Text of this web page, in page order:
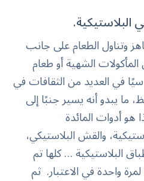
البلاستيكية.
وتناول الطعام على جانب
الشهية أو طعام
في العديد من الثقافات في
ما يبدو أنه يسير جنبًا إلى
أدوات المائدة
والقش البلاستيكي،
البلاستيكية … كلها تم
واحدة في الاعتبار. ثم